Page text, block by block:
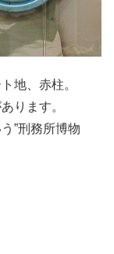
地、赤柱。
ります。
”刑務所博物